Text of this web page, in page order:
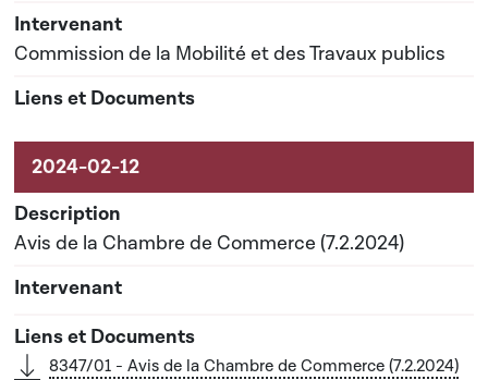
09-2024
Commission de la Mobilité et des Travaux publics
Avis de la Chambre de Commerce (7.2.2024)
8347/01 - Avis de la Chambre de Commerce (7.2.2024)